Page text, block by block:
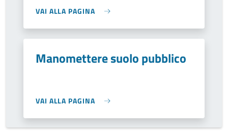
VAI ALLA PAGINA
Manomettere suolo pubblico
VAI ALLA PAGINA